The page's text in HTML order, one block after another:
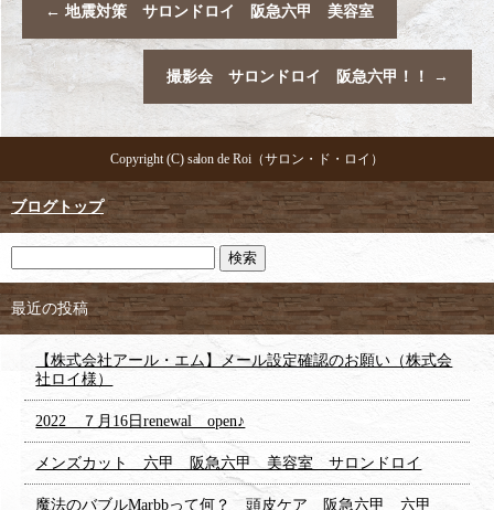
← 地震対策 サロンドロイ 阪急六甲 美容室
撮影会 サロンドロイ 阪急六甲！！ →
Copyright (C) salon de Roi（サロン・ド・ロイ）
ブログトップ
最近の投稿
【株式会社アール・エム】メール設定確認のお願い（株式会
社ロイ様）
2022 ７月16日renewal open♪
メンズカット 六甲 阪急六甲 美容室 サロンドロイ
魔法のバブルMarbbって何？ 頭皮ケア 阪急六甲 六甲